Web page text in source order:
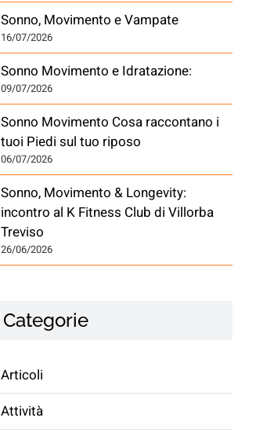
Sonno, Movimento e Vampate
16/07/2026
Sonno Movimento e Idratazione:
09/07/2026
Sonno Movimento Cosa raccontano i
tuoi Piedi sul tuo riposo
06/07/2026
Sonno, Movimento & Longevity:
incontro al K Fitness Club di Villorba
Treviso
26/06/2026
Categorie
Articoli
Attività